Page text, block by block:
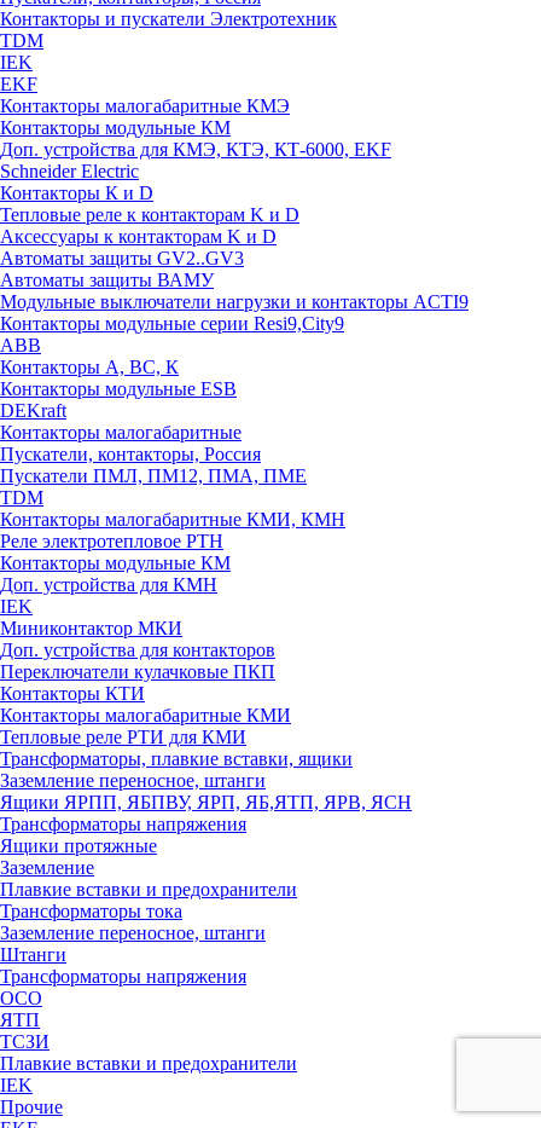
Контакторы и пускатели Электротехник
TDM
IEK
EKF
Контакторы малогабаритные КМЭ
Контакторы модульные КМ
Доп. устройства для КМЭ, КТЭ, КТ-6000, EKF
Schneider Electric
Контакторы К и D
Тепловые реле к контакторам K и D
Аксессуары к контакторам K и D
Автоматы защиты GV2..GV3
Автоматы защиты ВАМУ
Модульные выключатели нагрузки и контакторы ACTI9
Контакторы модульные серии Resi9,City9
ABB
Контакторы А, ВС, К
Контакторы модульные ESB
DEKraft
Контакторы малогабаритные
Пускатели, контакторы, Россия
Пускатели ПМЛ, ПМ12, ПМА, ПМЕ
TDM
Контакторы малогабаритные КМИ, КМН
Реле электротепловое РТН
Контакторы модульные КМ
Доп. устройства для КМН
IEK
Миниконтактор МКИ
Доп. устройства для контакторов
Переключатели кулачковые ПКП
Контакторы КТИ
Контакторы малогабаритные КМИ
Тепловые реле РTИ для КМИ
Трансформаторы, плавкие вставки, ящики
Заземление переносное, штанги
Ящики ЯРПП, ЯБПВУ, ЯРП, ЯБ,ЯТП, ЯРВ, ЯСН
Трансформаторы напряжения
Ящики протяжные
Заземление
Плавкие вставки и предохранители
Трансформаторы тока
Заземление переносное, штанги
Штанги
Трансформаторы напряжения
ОСО
ЯТП
ТСЗИ
Плавкие вставки и предохранители
IEK
Прочие